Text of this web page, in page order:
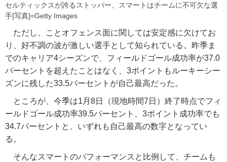
セルティックスが誇るストッパー、スマートはチームに不可欠な選
手[写真]=Getty Images
ただし、ことオフェンス面に関しては安定感に欠けてお
り、好不調の波が激しい選手として知られている。昨季ま
でのキャリア4シーズンで、フィールドゴール成功率が37.0
パーセントを超えたことはなく、3ポイントもルーキーシー
ズンに残した33.5パーセントが自己最高だった。
ところが、今季は1月8日（現地時間7日）終了時点でフィ
ールドゴール成功率39.5パーセント、3ポイント成功率でも
34.7パーセントと、いずれも自己最高の数字となってい
る。
そんなスマートのパフォーマンスと比例して、チームも